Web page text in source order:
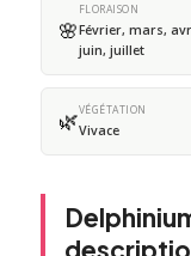
🌸
FLORAISON
Février, mars,
juin, juillet
🌿VÉGÉTATION
Vivace